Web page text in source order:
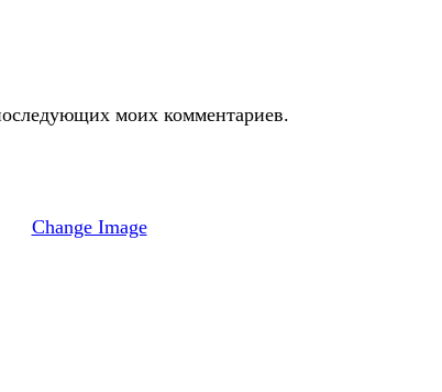
моих комментариев.
Change Image